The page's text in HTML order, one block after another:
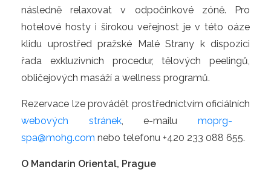
následně relaxovat v odpočinkové zóně. Pro
hotelové hosty i širokou veřejnost je v této oáze
klidu uprostřed pražské Malé Strany k dispozici
řada exkluzivních procedur, tělových peelingů,
obličejových masáží a wellness programů.
Rezervace lze provádět prostřednictvím oficiálních
webových stránek, e-mailu moprg-
spa@mohg.com nebo telefonu +420 233 088 655.
O Mandarin Oriental, Prague